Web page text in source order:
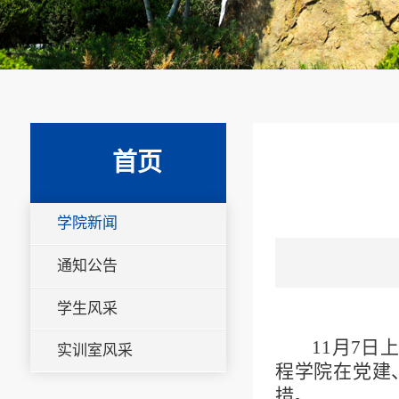
首页
学院新闻
通知公告
学生风采
实训室风采
11月7日
程学院在党建